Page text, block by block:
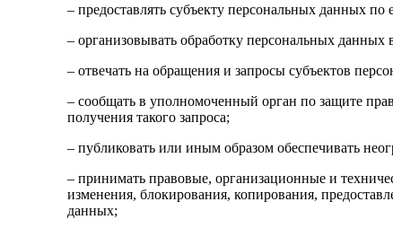
– предоставлять субъекту персональных данных
– организовывать обработку персональных
– отвечать на обращения и запросы субъектов
– сообщать в уполномоченный орган по защите
получения такого запроса;
– публиковать или иным образом обеспечивать
– принимать правовые, организационные и
изменения, блокирования, копирования,
данных;